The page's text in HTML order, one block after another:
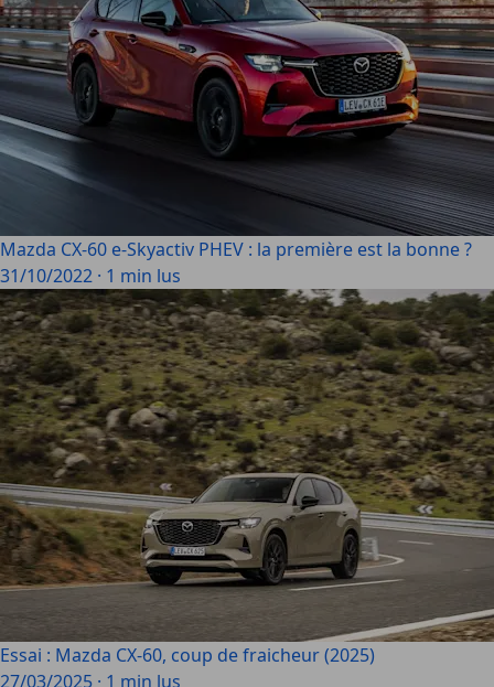
Mazda CX-60 e-Skyactiv PHEV : la première est la bonne ?
31/10/2022 · 1 min lus
Essai : Mazda CX-60, coup de fraicheur (2025)
27/03/2025 · 1 min lus